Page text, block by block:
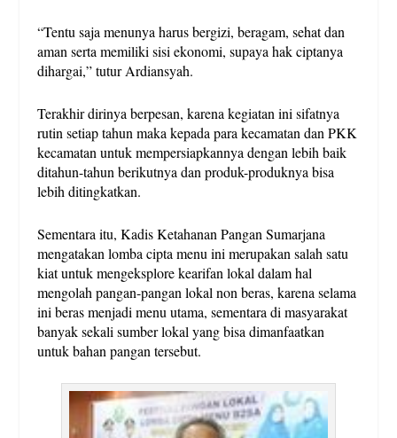
“Tentu saja menunya harus bergizi, beragam, sehat dan
aman serta memiliki sisi ekonomi, supaya hak ciptanya
dihargai,” tutur Ardiansyah.
Terakhir dirinya berpesan, karena kegiatan ini sifatnya
rutin setiap tahun maka kepada para kecamatan dan PKK
kecamatan untuk mempersiapkannya dengan lebih baik
ditahun-tahun berikutnya dan produk-produknya bisa
lebih ditingkatkan.
Sementara itu, Kadis Ketahanan Pangan Sumarjana
mengatakan lomba cipta menu ini merupakan salah satu
kiat untuk mengeksplore kearifan lokal dalam hal
mengolah pangan-pangan lokal non beras, karena selama
ini beras menjadi menu utama, sementara di masyarakat
banyak sekali sumber lokal yang bisa dimanfaatkan
untuk bahan pangan tersebut.